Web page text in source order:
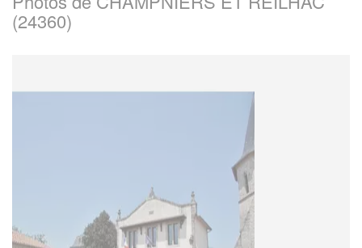
(24360)